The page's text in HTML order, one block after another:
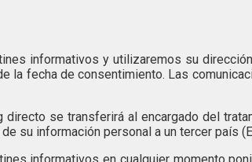
informativos y utilizaremos su
la fecha de consentimiento. Las
directo se transferirá al encargado del
su información personal a un tercer país